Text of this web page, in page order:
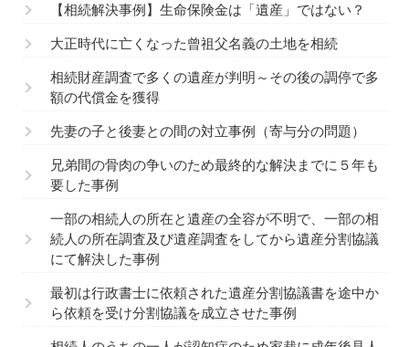
【相続解決事例】生命保険金は「遺産」ではない？
大正時代に亡くなった曾祖父名義の土地を相続
相続財産調査で多くの遺産が判明～その後の調停で多
額の代償金を獲得
先妻の子と後妻との間の対立事例（寄与分の問題）
兄弟間の骨肉の争いのため最終的な解決までに５年も
要した事例
一部の相続人の所在と遺産の全容が不明で、一部の相
続人の所在調査及び遺産調査をしてから遺産分割協議
にて解決した事例
最初は行政書士に依頼された遺産分割協議書を途中か
ら依頼を受け分割協議を成立させた事例